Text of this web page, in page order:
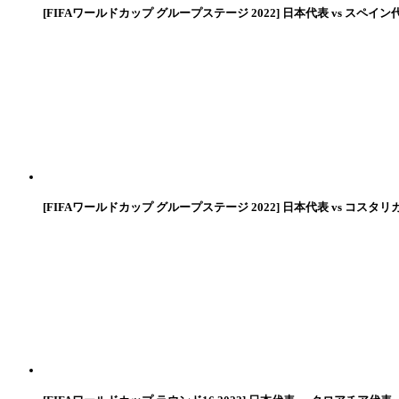
[FIFAワールドカップ グループステージ 2022] 日本代表 vs スペイン
[FIFAワールドカップ グループステージ 2022] 日本代表 vs コスタリ